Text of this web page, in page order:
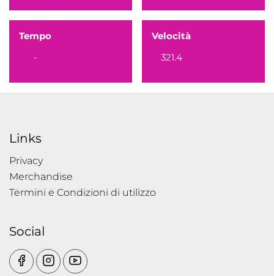
Tempo
-
Velocità
321.4
Links
Privacy
Merchandise
Termini e Condizioni di utilizzo
Social